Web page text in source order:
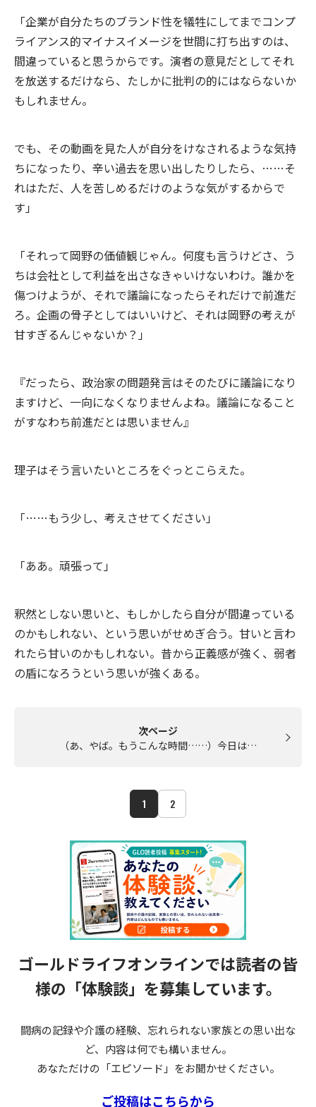
「企業が自分たちのブランド性を犠牲にしてまでコンプ
ライアンス的マイナスイメージを世間に打ち出すのは、
間違っていると思うからです。演者の意見だとしてそれ
を放送するだけなら、たしかに批判の的にはならないか
もしれません。
でも、その動画を見た人が自分をけなされるような気持
ちになったり、辛い過去を思い出したりしたら、……そ
れはただ、人を苦しめるだけのような気がするからで
す」
「それって岡野の価値観じゃん。何度も言うけどさ、う
ちは会社として利益を出さなきゃいけないわけ。誰かを
傷つけようが、それで議論になったらそれだけで前進だ
ろ。企画の骨子としてはいいけど、それは岡野の考えが
甘すぎるんじゃないか？」
『だったら、政治家の問題発言はそのたびに議論になり
ますけど、一向になくなりませんよね。議論になること
がすなわち前進だとは思いません』
理子はそう言いたいところをぐっとこらえた。
「……もう少し、考えさせてください」
「ああ。頑張って」
釈然としない思いと、もしかしたら自分が間違っている
のかもしれない、という思いがせめぎ合う。甘いと言わ
れたら甘いのかもしれない。昔から正義感が強く、弱者
の盾になろうという思いが強くある。
次ページ
（あ、やば。もうこんな時間……）今日は…
1 2
ゴールドライフオンラインでは読者の皆
様の 「体験談」を募集しています。
闘病の記録や介護の経験、忘れられない家族との思い出な
ど、内容は何でも構いません。
あなただけの「エピソード」をお聞かせください。
ご投稿はこちらから